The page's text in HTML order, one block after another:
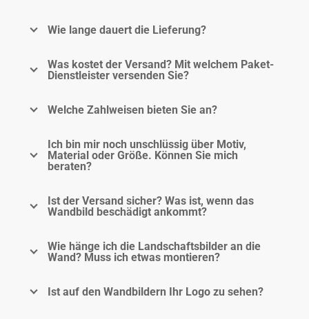
Wie lange dauert die Lieferung?
Was kostet der Versand? Mit welchem Paket-
Dienstleister versenden Sie?
Welche Zahlweisen bieten Sie an?
Ich bin mir noch unschlüssig über Motiv,
Material oder Größe. Können Sie mich
beraten?
Ist der Versand sicher? Was ist, wenn das
Wandbild beschädigt ankommt?
Wie hänge ich die Landschaftsbilder an die
Wand? Muss ich etwas montieren?
Ist auf den Wandbildern Ihr Logo zu sehen?